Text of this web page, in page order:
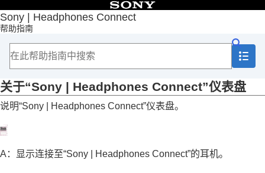
Sony | Headphones Connect
帮助指南
目录
首页
入门
如何使用
关于“Sony | Headphones Connect”仪表盘
[状态]选项卡中显示的功能
[声音]选项卡中显示的功能
[系统]选项卡中显示的功能
重要信息
关于“Sony | Headphones Connect”仪表盘
说明“Sony | Headphones Connect”仪表盘。
A：显示连接至“Sony | Headphones Connect”的耳机。